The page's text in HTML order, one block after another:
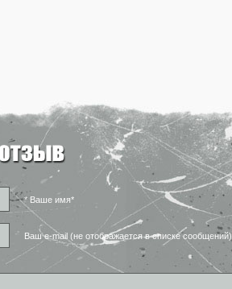
* Ваше имя*
Ваш e-mail (не отображается в списке сообщений)